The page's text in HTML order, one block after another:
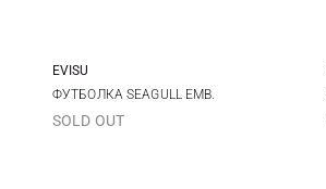
S M L
EVISU
ФУТБОЛКА SEAGULL EMB.
SOLD OUT